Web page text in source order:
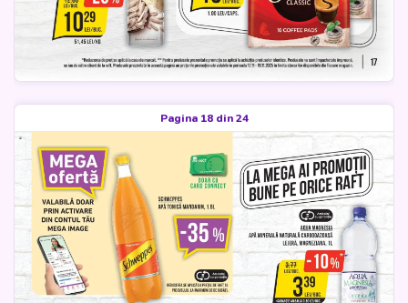
Pagina 18 din 24